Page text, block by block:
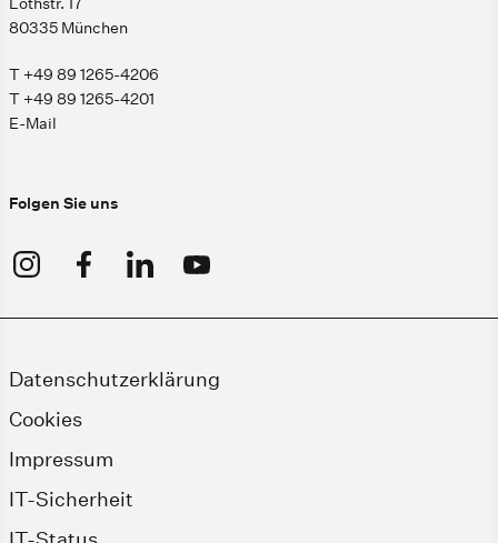
80335 München
T +49 89 1265-4206
T +49 89 1265-4201
E-Mail
Folgen Sie uns
Datenschutzerklärung
Cookies
Impressum
IT-Sicherheit